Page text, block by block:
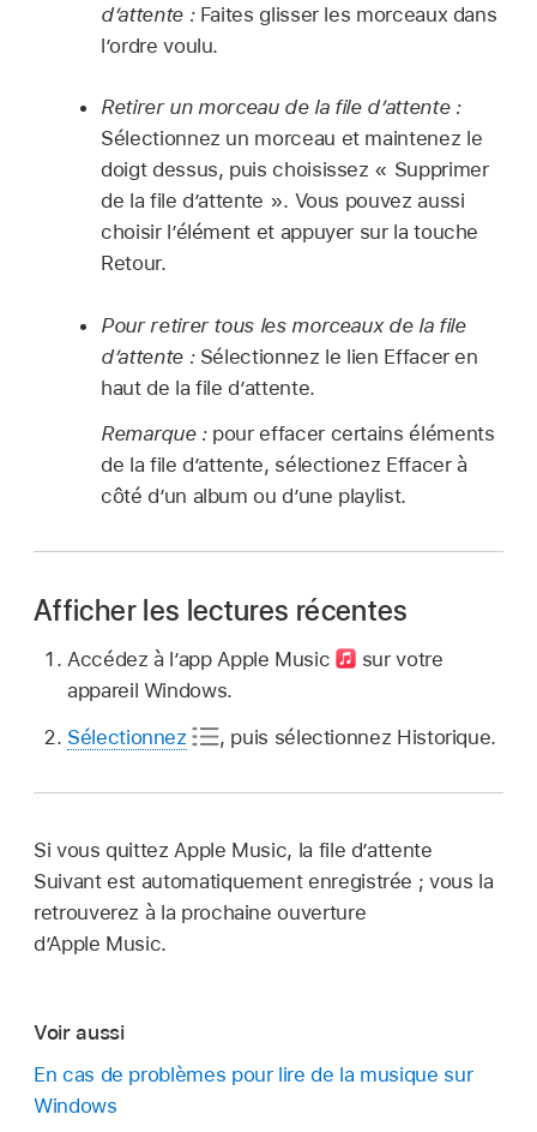
d’attente :Faites glisser les morceaux dans
l’ordre voulu.
Retirer un morceau de la file d’attente :
Sélectionnez un morceau et maintenez le
doigt dessus, puis choisissez « Supprimer
de la file d’attente ». Vous pouvez aussi
choisir lʼélément et appuyer sur la touche
Retour.
Pour retirer tous les morceaux de la file
d’attente :Sélectionnez le lien Effacer en
haut de la file d’attente.
Remarque : pour effacer certains éléments
de la file d’attente, sélectionez Effacer à
côté d’un album ou d’une playlist.
Afficher les lectures récentes
Accédez à l’app Apple Music
sur votre
appareil Windows.
Sélectionnez
, puis sélectionnez Historique.
Si vous quittez Apple Music, la file d’attente
Suivant est automatiquement enregistrée ; vous la
retrouverez à la prochaine ouverture
dʼApple Music.
Voir aussi
En cas de problèmes pour lire de la musique sur
Windows